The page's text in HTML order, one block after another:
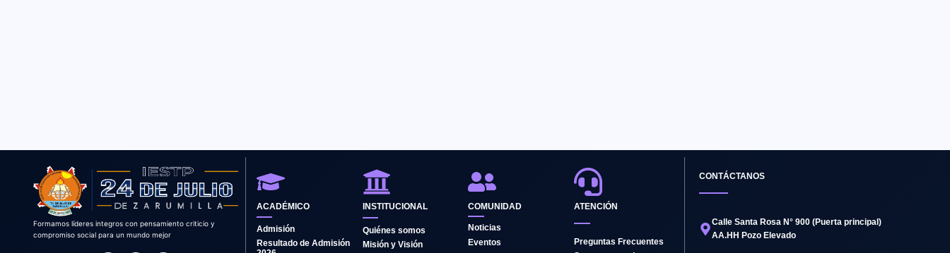
Formamos líderes integros con pensamiento criticio y
compromiso social para un mundo mejor
ACADÉMICO
Admisión
Resultado de Admisión
INSTITUCIONAL
Quiénes somos
Misión y Visión
COMUNIDAD
Noticias
Eventos
ATENCIÓN
Preguntas Frecuentes
CONTÁCTANOS
Calle Santa Rosa N° 900 (Puerta principal)
AA.HH Pozo Elevado